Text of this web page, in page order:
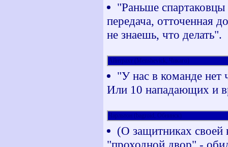
"Раньше
передача, отточенная
не знаешь, что делать".
Айнтрахт (Menshevick, Чикаго)
"У нас в команде нет
Или 10 нападающих и
Чарльтон (bagroid, Обнинск)
(О защитниках